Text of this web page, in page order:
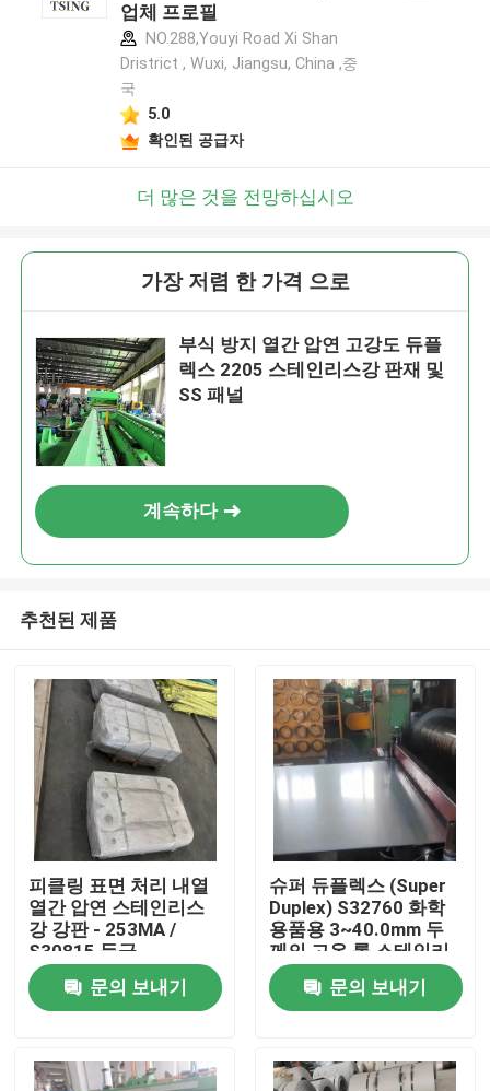
집
업체 프로필
NO.288,Youyi Road Xi Shan
Dristrict , Wuxi, Jiangsu, China ,중
국
5.0
확인된 공급자
더 많은 것을 전망하십시오
가장 저렴 한 가격 으로
부식 방지 열간 압연 고강도 듀플
렉스 2205 스테인리스강 판재 및
SS 패널
계속하다
추천된 제품
피클링 표면 처리 내열
열간 압연 스테인리스
강 강판 - 253MA /
S30815 등급
문의 보내기
슈퍼 듀플렉스 (Super
Duplex) S32760 화학
용품용 3~40.0mm 두
께의 고온 롤 스테인리
스 스틸 판
문의 보내기